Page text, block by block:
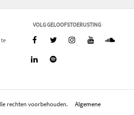
te
VOLG GELOOFSTOERUSTING
rechten voorbehouden.
Algemene